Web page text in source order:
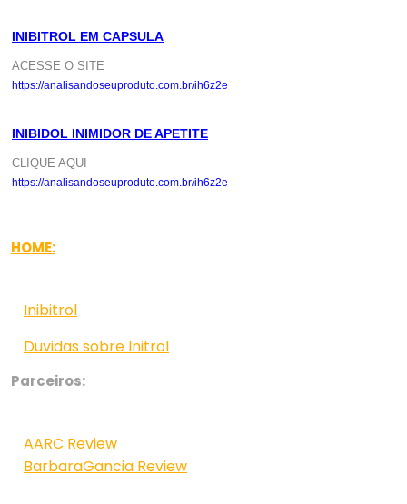
INIBITROL EM CAPSULA
ACESSE O SITE
https://analisandoseuproduto.com.br/ih6z2e
INIBIDOL INIMIDOR DE APETITE
CLIQUE AQUI
https://analisandoseuproduto.com.br/ih6z2e
HOME:
Inibitrol
Duvidas sobre Initrol
Parceiros:
AARC Review
BarbaraGancia Review